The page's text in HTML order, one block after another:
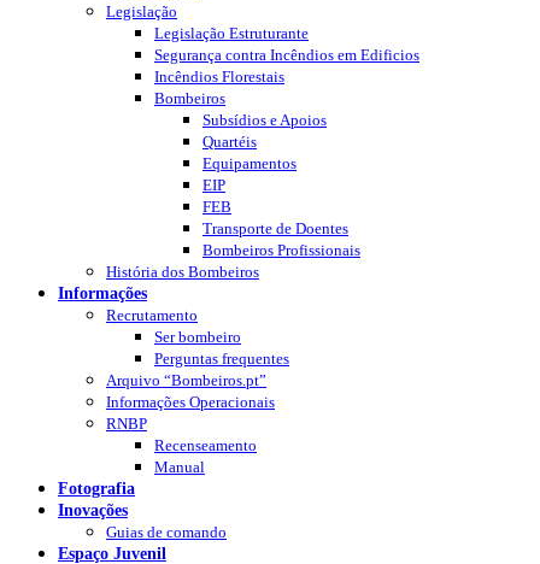
Legislação
Legislação Estruturante
Segurança contra Incêndios em Edificios
Incêndios Florestais
Bombeiros
Subsídios e Apoios
Quartéis
Equipamentos
EIP
FEB
Transporte de Doentes
Bombeiros Profissionais
História dos Bombeiros
Informações
Recrutamento
Ser bombeiro
Perguntas frequentes
Arquivo “Bombeiros.pt”
Informações Operacionais
RNBP
Recenseamento
Manual
Fotografia
Inovações
Guias de comando
Espaço Juvenil